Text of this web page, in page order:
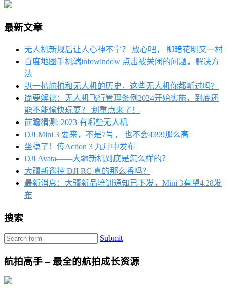
最新文章
无人机新规后让人心神不宁？ 放心吧， 柳暗花明又一村
百度地图手机端infowindow 点击被关闭的问题，解决方
法
扒一扒航拍和无人机的历史，这些无人机你都听过吗？
简要解读：无人机飞行管理条例2024开始实施，到底还
能不能愉快玩耍？ 划重点来了！
前瞻猜测: 2023 有哪些无人机
DJI Mini 3 要来，不是7号， 也不会4399那么高
坐稳了！传Action 3 九月中发布
DJI Avata——大疆新机到底是怎么样的？
大疆新遥控 DJI RC 真的那么香吗？
最新消息：大疆新品培训通知已下发，Mini 3有望4.28发
布
搜索
Submit
航拍高手 – 最全的航拍成长资源